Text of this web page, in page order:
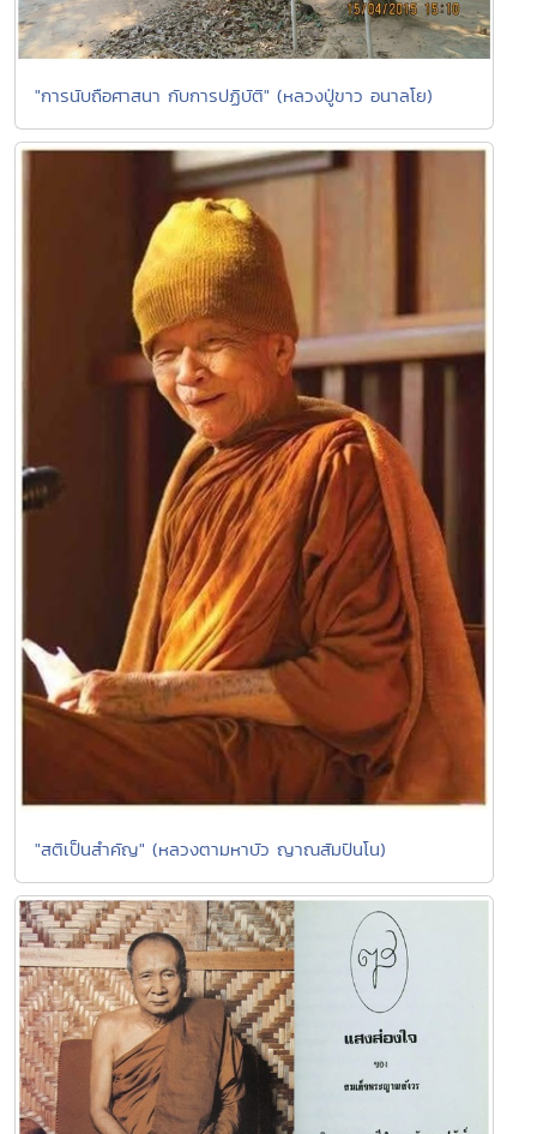
"การนับถือศาสนา กับการปฏิบัติ" (หลวงปู่ขาว อนาลโย)
"สติเป็นสำคัญ" (หลวงตามหาบัว ญาณสัมปันโน)